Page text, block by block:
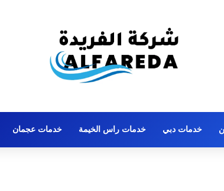
خدمات دبي خدمات راس الخيمة خدمات عجمان